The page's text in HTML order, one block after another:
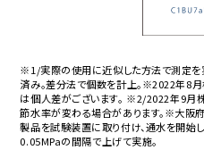
※1/実際の使用に近似した方法で測定を
済み。差分法で個数を計上。※2022年8
は個人差がございます。 ※2/2022年9月
節水率が変わる場合があります。※大
製品を試験装置に取り付け、通水を開始
0.05MPaの間隔で上げて実施。